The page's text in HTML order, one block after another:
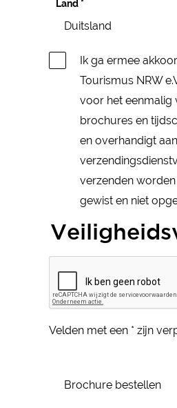
Land*
Ik ga ermee
Tourismus NRW
voor het eenmalig
brochures en
en overhandigt
verzenden
gewist en niet
Velden met een * zijn
Brochure bestellen